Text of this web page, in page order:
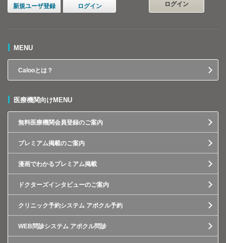
新規ユーザ登録 ログイン
ログイン
MENU
Calooとは？
医療機関向けMENU
無料医療機関会員登録のご案内
プレミアム掲載のご案内
漫画でわかるプレミアム掲載
ドクターズインタビューのご案内
クリニック予約システム アポクル予約
WEB問診システム アポクル問診